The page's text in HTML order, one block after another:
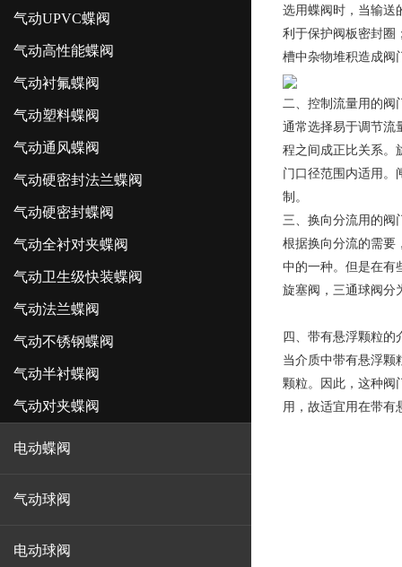
气动UPVC蝶阀
气动高性能蝶阀
气动衬氟蝶阀
气动塑料蝶阀
气动通风蝶阀
气动硬密封法兰蝶阀
气动硬密封蝶阀
气动全衬对夹蝶阀
气动卫生级快装蝶阀
气动法兰蝶阀
气动不锈钢蝶阀
气动半衬蝶阀
气动对夹蝶阀
电动蝶阀
气动球阀
电动球阀
选用蝶阀时，当输送
利于保护阀板密封圈
槽中杂物堆积造成阀
二、控制流量用的阀
通常选择易于调节流
程之间成正比关系。
门口径范围内适用。
制。
三、换向分流用的阀
根据换向分流的需要
中的一种。但是在有
旋塞阀，三通球阀
四、带有悬浮颗粒
当介质中带有悬浮颗
颗粒。因此，这种阀
用，故适宜用在带有